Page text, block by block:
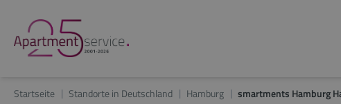
Startseite Standorte in Deutschland Hamburg smartments Hamburg